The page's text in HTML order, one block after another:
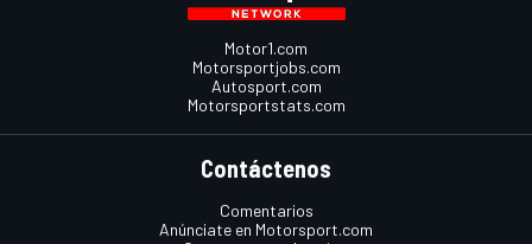
Motor1.com
Motorsportjobs.com
Autosport.com
Motorsportstats.com
Contáctenos
Comentarios
Anúnciate en Motorsport.com